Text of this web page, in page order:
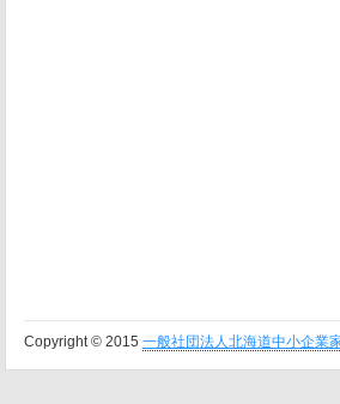
Copyright © 2015 一般社団法人北海道中小企業